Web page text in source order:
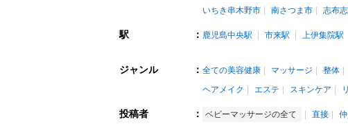
いちき串木野市
南さつま市 志布
駅 ： 鹿児島中央駅 市来駅 上伊集院駅
ジャンル ： 全ての美容健康 マッサージ 整体
ヘアメイク
エステ スキンケア
投稿者 ： ベビーマッサージの全て 直接